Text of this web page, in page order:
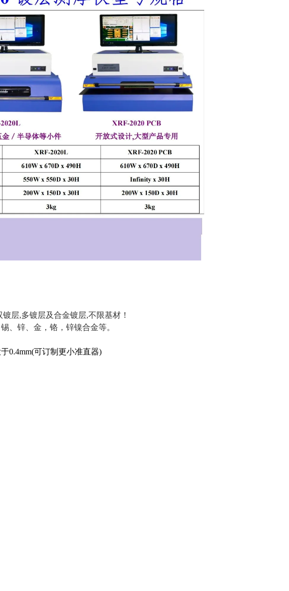
层,多镀层及合金镀层,不限基材！
、锌、金，铬，锌镍合金等。
0.4mm(可订制更小准直器)